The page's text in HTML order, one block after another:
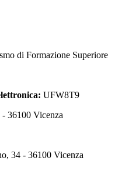
di Formazione Superiore
UFW8T9
36100 Vicenza
34 - 36100 Vicenza